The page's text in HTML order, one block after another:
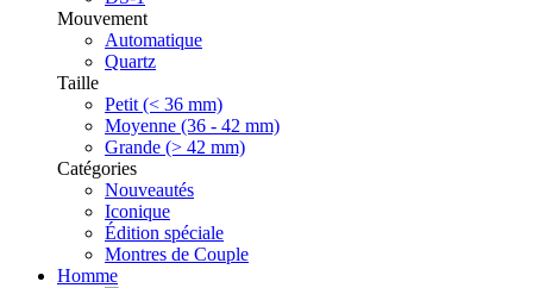
Mouvement
Automatique
Quartz
Taille
Petit (< 36 mm)
Moyenne (36 - 42 mm)
Grande (> 42 mm)
Catégories
Nouveautés
Iconique
Édition spéciale
Montres de Couple
Homme